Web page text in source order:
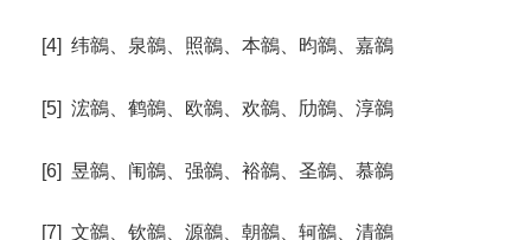
[4] 纬鶙、泉鶙、照鶙、本鶙、昀鶙、嘉鶙
[5] 浤鶙、鹤鶙、欧鶙、欢鶙、劤鶙、淳鶙
[6] 昱鶙、闱鶙、强鶙、裕鶙、圣鶙、慕鶙
[7] 文鶙、钦鶙、源鶙、朝鶙、轲鶙、清鶙